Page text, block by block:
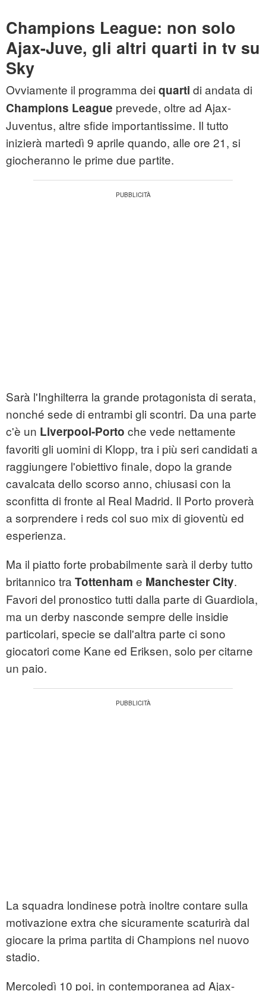
Champions League: non solo
Ajax-Juve, gli altri quarti in tv su
Sky
Ovviamente il programma dei quarti di andata di
Champions League prevede, oltre ad Ajax-
Juventus, altre sfide importantissime. Il tutto
inizierà martedì 9 aprile quando, alle ore 21, si
giocheranno le prime due partite.
Sarà l'Inghilterra la grande protagonista di serata,
nonché sede di entrambi gli scontri. Da una parte
c'è un Liverpool-Porto che vede nettamente
favoriti gli uomini di Klopp, tra i più seri candidati a
raggiungere l'obiettivo finale, dopo la grande
cavalcata dello scorso anno, chiusasi con la
sconfitta di fronte al Real Madrid. Il Porto proverà
a sorprendere i reds col suo mix di gioventù ed
esperienza.
Ma il piatto forte probabilmente sarà il derby tutto
britannico tra Tottenham e Manchester City.
Favori del pronostico tutti dalla parte di Guardiola,
ma un derby nasconde sempre delle insidie
particolari, specie se dall'altra parte ci sono
giocatori come Kane ed Eriksen, solo per citarne
un paio.
La squadra londinese potrà inoltre contare sulla
motivazione extra che sicuramente scaturirà dal
giocare la prima partita di Champions nel nuovo
stadio.
Mercoledì 10 poi, in contemporanea ad Ajax-